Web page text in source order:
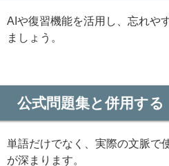
AIや復習機能を活用し、忘れや
ましょう。
公式問題集と併用する
単語だけでなく、実際の文脈で
が深まります。